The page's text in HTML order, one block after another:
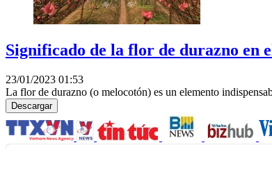
Significado de la flor de durazno en
23/01/2023 01:53
La flor de durazno (o melocotón) es un elemento
Descargar